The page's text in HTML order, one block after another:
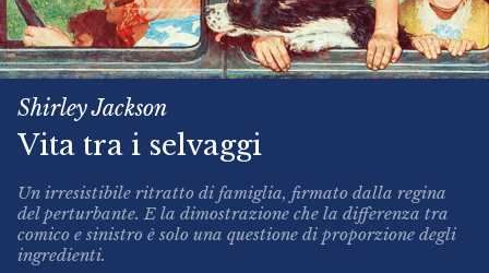
Shirley Jackson
Vita tra i selvaggi
Un irresistibile ritratto di famiglia, firmato dalla regina
del perturbante. E la dimostrazione che la differenza tra
comico e sinistro è solo una questione di proporzione degli
ingredienti.